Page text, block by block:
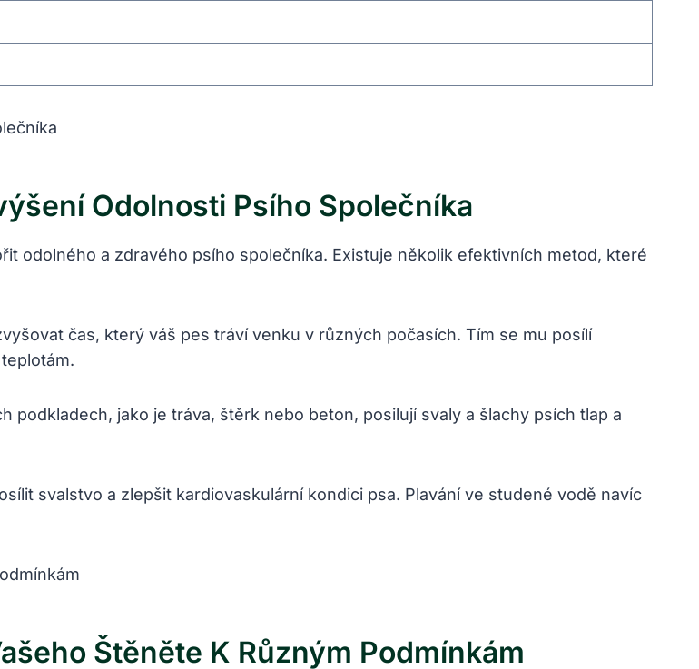
Odolnosti Psího Společníka
odolného a zdravého psího společníka. Existuje několik efektivních metod, které
čas, který váš pes tráví venku v různých počasích. Tím se mu posílí
podkladech, jako je tráva, štěrk nebo beton, posilují svaly a šlachy psích tlap a
svalstvo a zlepšit kardiovaskulární kondici psa. Plavání ve studené vodě navíc
Štěněte K Různým Podmínkám